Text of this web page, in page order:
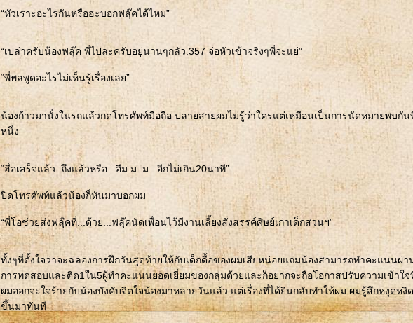
“หัวเราะอะไรกันหรือฮะบอกฟลุ๊คได้ไหม”
“เปล่าครับน้องฟลุ๊ค พี่ไปละครับอยู่นานๆกลัว.357 จ่อหัวเข้าจริงๆพี่จะแย่”
“พี่พลพูดอะไรไม่เห็นรู้เรื่องเลย”
น้องก้าวมานั่งในรถแล้วกดโทรศัพท์มือถือ ปลายสายผมไม่รู้ว่าใครแต่เหมือนเป็นการนัดหมายพบกัน
หนึ่ง
“ฮื่อเสร็จแล้ว..ถึงแล้วหรือ...อืม.ม..ม.. อีกไม่เกิน20นาที”
ปิดโทรศัพท์แล้วน้องก็หันมาบอกผม
“พี่โอช่วยส่งฟลุ๊คที่...ด้วย...ฟลุ๊คนัดเพื่อนไว้มีงานเลี้ยงสังสรรค์ศิษย์เก่าเด็กสวนฯ”
ทั้งๆที่ตั้งใจว่าจะฉลองการฝึกวันสุดท้ายให้กับเด็กดื้อของผมเสียหน่อยแถมน้องสามารถทำคะแนนผ่า
การทดสอบและติด1ใน5ผู้ทำคะแนนยอดเยี่ยมของกลุ่มด้วยและก็อยากจะถือโอกาสปรับความเข้าใจ
ผมออกจะใจร้ายกับน้องบังคับจิตใจน้องมาหลายวันแล้ว แต่เรื่องที่ได้ยินกลับทำให้ผม ผมรู้สึกหงุดหงิด
ขึ้นมาทันที